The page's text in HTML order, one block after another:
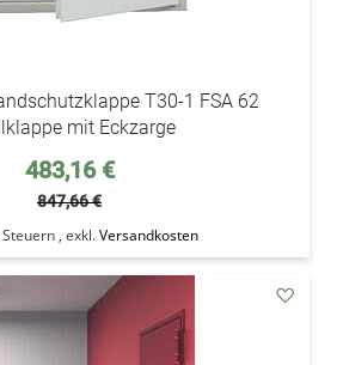
T30-1 FSA 62
mit Eckzarge
Sonderpreis
483,16 €
847,66 €
Steuern , exkl.Versandkosten